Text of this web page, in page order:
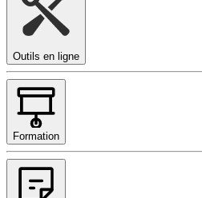
Outils en ligne
Formation